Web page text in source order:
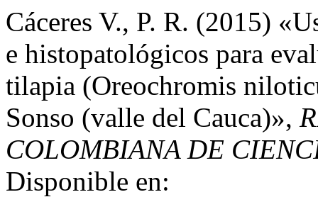
Cáceres V., P. R. (2015)
e histopatológicos para
tilapia (Oreochromis
Sonso (valle del Cauca)»,
COLOMBIANA DE
Disponible en: